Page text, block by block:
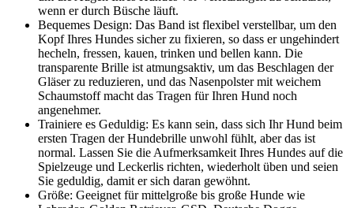
wenn er durch Büsche läuft.
Bequemes Design: Das Band ist flexibel verstellbar, um den
Kopf Ihres Hundes sicher zu fixieren, so dass er ungehindert
hecheln, fressen, kauen, trinken und bellen kann. Die
transparente Brille ist atmungsaktiv, um das Beschlagen der
Gläser zu reduzieren, und das Nasenpolster mit weichem
Schaumstoff macht das Tragen für Ihren Hund noch
angenehmer.
Trainiere es Geduldig: Es kann sein, dass sich Ihr Hund beim
ersten Tragen der Hundebrille unwohl fühlt, aber das ist
normal. Lassen Sie die Aufmerksamkeit Ihres Hundes auf die
Spielzeuge und Leckerlis richten, wiederholt üben und seien
Sie geduldig, damit er sich daran gewöhnt.
Größe: Geeignet für mittelgroße bis große Hunde wie